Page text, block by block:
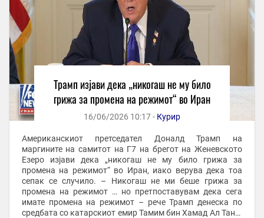
Трамп изјави дека „никогаш не му било
грижа за промена на режимот“ во Иран
16/06/2026 10:17 - Курир
Американскиот претседател Доналд Трамп на
маргините на самитот на Г7 на брегот на Женевското
Езеро изјави дека „никогаш не му било грижа за
промена на режимот“ во Иран, иако верува дека тоа
сепак се случило. – Никогаш не ми беше грижа за
промена на режимот … но претпоставувам дека сега
имате промена на режимот – рече Трамп денеска по
средбата со катарскиот емир Тамим бин Хамад Ал Тани.